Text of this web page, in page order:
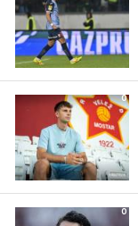
0
0